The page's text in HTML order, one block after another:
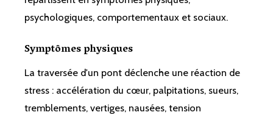
psychologiques, comportementaux et sociaux.
Symptômes physiques
La traversée d'un pont déclenche une réaction de
stress : accélération du cœur, palpitations, sueurs,
tremblements, vertiges, nausées, tension